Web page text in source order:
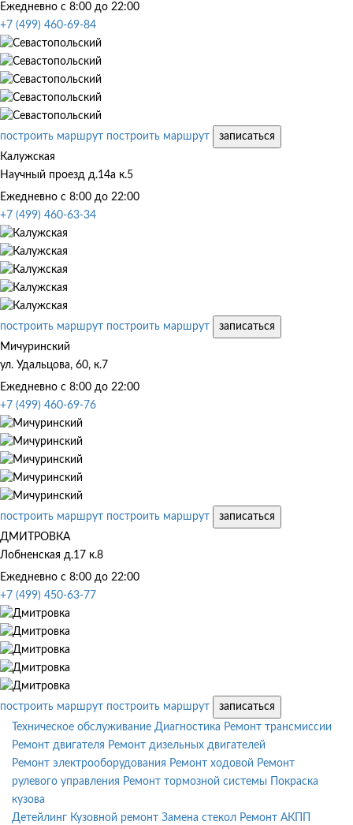
Ежедневно с 8:00 до 22:00
+7 (499) 460-69-84
построить маршрут построить маршрут
записаться
Калужская
Научный проезд д.14а к.5
Ежедневно с 8:00 до 22:00
+7 (499) 460-63-34
построить маршрут построить маршрут
записаться
Мичуринский
ул. Удальцова, 60, к.7
Ежедневно с 8:00 до 22:00
+7 (499) 460-69-76
построить маршрут построить маршрут
записаться
ДМИТРОВКА
Лобненская д.17 к.8
Ежедневно с 8:00 до 22:00
+7 (499) 450-63-77
построить маршрут построить маршрут
записаться
Техническое обслуживание Диагностика Ремонт трансмиссии
Ремонт двигателя Ремонт дизельных двигателей
Ремонт электрооборудования Ремонт ходовой Ремонт
рулевого управления Ремонт тормозной системы
Покраска
кузова
Детейлинг Кузовной ремонт Замена стекол Ремонт АКПП